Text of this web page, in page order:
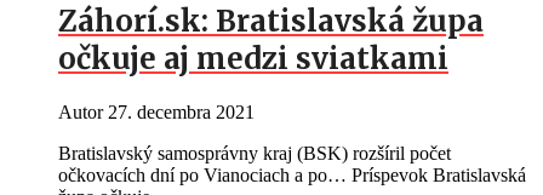
Záhorí.sk: Bratislavská župa
očkuje aj medzi sviatkami
Autor 27. decembra 2021
Bratislavský samosprávny kraj (BSK) rozšíril počet
očkovacích dní po Vianociach a po… Príspevok Bratislavská